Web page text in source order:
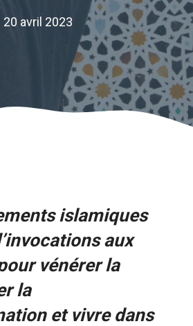
20 avril 2023
islamiques
aux
vénérer la
la
et vivre dans